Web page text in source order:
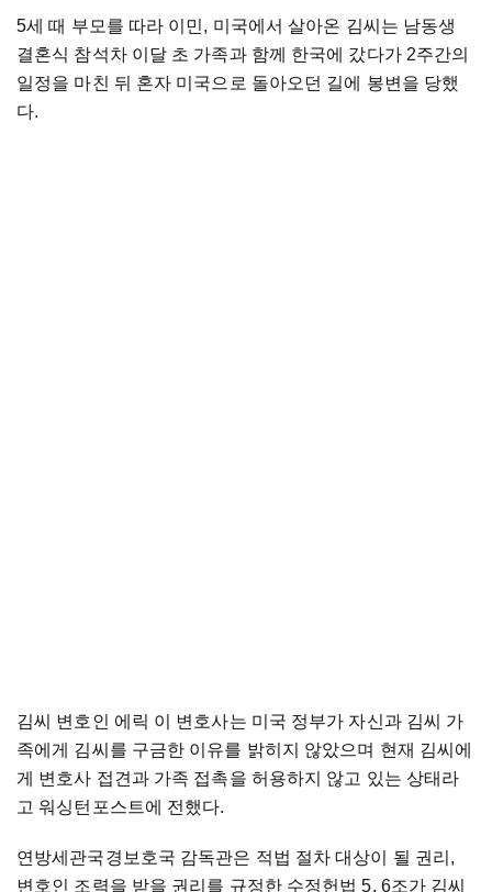
5세 때 부모를 따라 이민, 미국에서 살아온 김씨는 남동생
결혼식 참석차 이달 초 가족과 함께 한국에 갔다가 2주간의
일정을 마친 뒤 혼자 미국으로 돌아오던 길에 봉변을 당했
다.
김씨 변호인 에릭 이 변호사는 미국 정부가 자신과 김씨 가
족에게 김씨를 구금한 이유를 밝히지 않았으며 현재 김씨에
게 변호사 접견과 가족 접촉을 허용하지 않고 있는 상태라
고 워싱턴포스트에 전했다.
연방세관국경보호국 감독관은 적법 절차 대상이 될 권리,
변호인 조력을 받을 권리를 규정한 수정헌법 5, 6조가 김씨